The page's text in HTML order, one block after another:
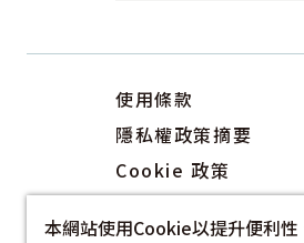
使用條款
隱私權政策摘要
Cookie 政策
本網站使用Cookie以提升便利